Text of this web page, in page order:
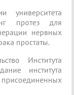
университета
протез для
нервных
простаты.
Института
института
присоединенных